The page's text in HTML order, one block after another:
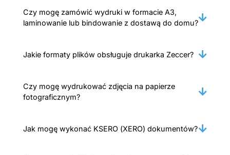
Czy mogę zamówić wydruki w formacie A3,
laminowanie lub bindowanie z dostawą do domu?
Jakie formaty plików obsługuje drukarka Zeccer?
Czy mogę wydrukować zdjęcia na papierze
fotograficznym?
Jak mogę wykonać KSERO (XERO) dokumentów?